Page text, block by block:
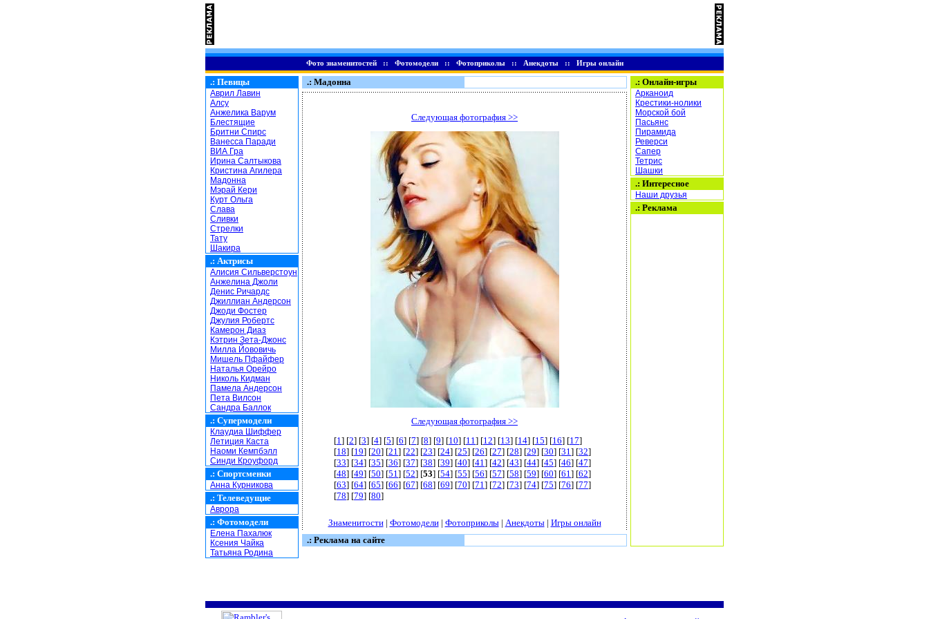
Фото знаменитостей:: Фотомодели:: Фотоприколы:: Анекдоты:: Игры онлайн
.: Певицы
Аврил Лавин
Алсу
Анжелика Варум
Блестящие
Бритни Спирс
Ванесса Паради
ВИА Гра
Ирина Салтыкова
Кристина Агилера
Мадонна
Мэрай Кери
Курт Ольга
Слава
Сливки
Стрелки
Тату
Шакира
.: Актрисы
Алисия Сильверстоун
Анжелина Джоли
Денис Ричардс
Джиллиан Андерсон
Джоди Фостер
Джулия Робертс
Камерон Диаз
Кэтрин Зета-Джонс
Милла Йововичь
Мишель Пфайфер
Наталья Орейро
Николь Кидман
Памела Андерсон
Пета Вилсон
Сандра Баллок
.: Супермодели
Клаудиа Шиффер
Летиция Каста
Наоми Кемпбэлл
Синди Кроуфорд
.: Спортсменки
Анна Курникова
.: Телеведущие
Аврора
.: Фотомодели
Елена Пахалюк
Ксения Чайка
Татьяна Родина
.: Мадонна
Следующая фотография >>
Следующая фотография >>
[1] [2] [3] [4] [5] [6] [7] [8] [9] [10] [11] [12] [13] [14] [15] [16] [17]
[18] [19] [20] [21] [22] [23] [24] [25] [26] [27] [28] [29] [30] [31] [32]
[33] [34] [35] [36] [37] [38] [39] [40] [41] [42] [43] [44] [45] [46] [47]
[48] [49] [50] [51] [52] [53] [54] [55] [56] [57] [58] [59] [60] [61] [62]
[63] [64] [65] [66] [67] [68] [69] [70] [71] [72] [73] [74] [75] [76] [77]
[78] [79] [80]
Знаменитости| Фотомодели| Фотоприколы| Анекдоты| Игры онлайн
.: Реклама на сайте
.: Онлайн-игры
Арканоид
Крестики-нолики
Морской бой
Пасьянс
Пирамида
Реверси
Сапер
Тетрис
Шашки
.: Интересное
Наши друзья
.: Реклама